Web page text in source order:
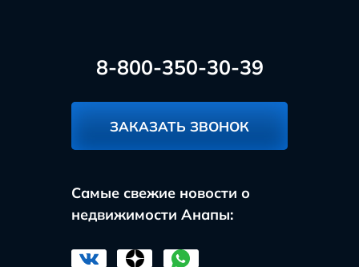
8-800-350-30-39
ЗАКАЗАТЬ ЗВОНОК
Самые свежие новости о
недвижимости Анапы: